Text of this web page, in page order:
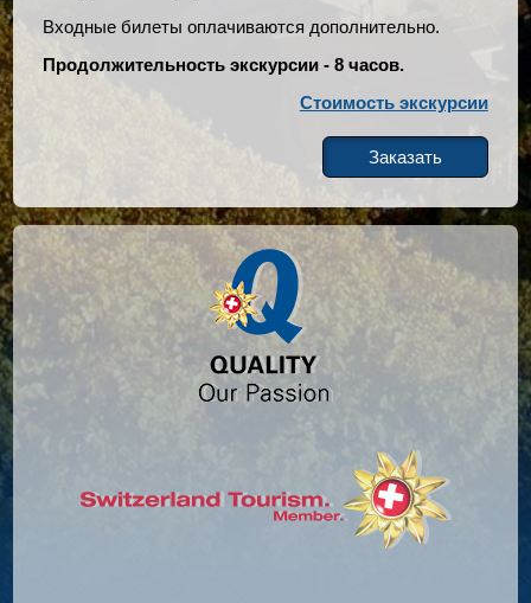
Входные билеты оплачиваются дополнительно.
Продолжительность экскурсии - 8 часов.
Стоимость экскурсии
Заказать